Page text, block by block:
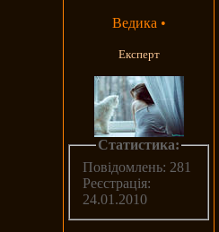
Ведика •
Експерт
Статистика:
Повідомлень: 281
Реєстрація:
24.01.2010